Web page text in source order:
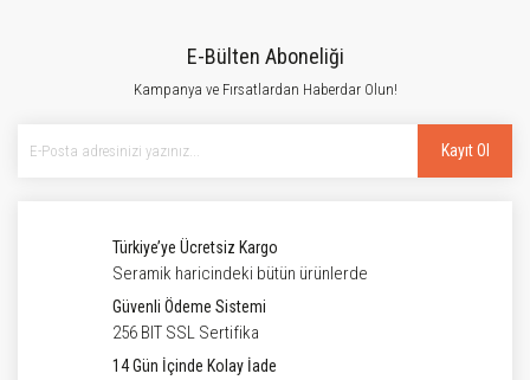
E-Bülten Aboneliği
Kampanya ve Fırsatlardan Haberdar Olun!
Kayıt Ol
Türkiye’ye Ücretsiz Kargo
Seramik haricindeki bütün ürünlerde
Güvenli Ödeme Sistemi
256 BIT SSL Sertifika
14 Gün İçinde Kolay İade